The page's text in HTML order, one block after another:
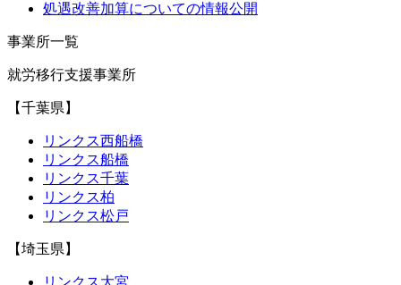
処遇改善加算についての情報公開
事業所一覧
就労移行支援事業所
【千葉県】
リンクス西船橋
リンクス船橋
リンクス千葉
リンクス柏
リンクス松戸
【埼玉県】